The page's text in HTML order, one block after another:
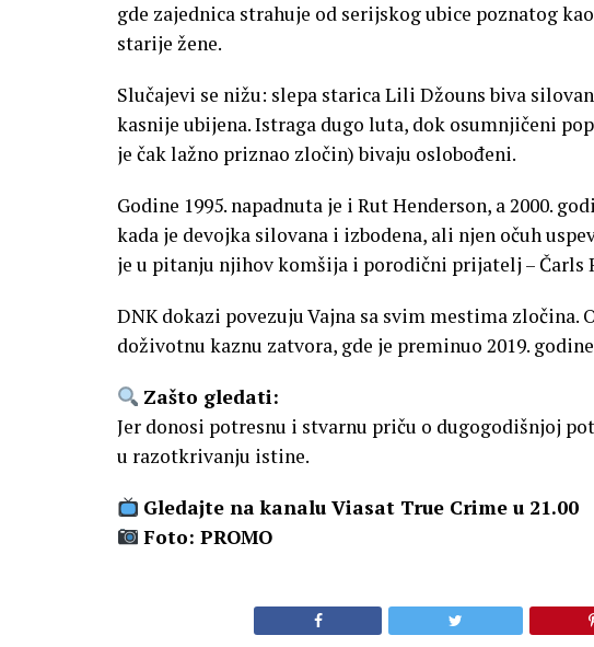
gde zajednica strahuje od serijskog ubice poznatog
starije žene.
Slučajevi se nižu: slepa starica Lili Džouns biva
kasnije ubijena. Istraga dugo luta, dok osumnjičeni
je čak lažno priznao zločin) bivaju oslobođeni.
Godine 1995. napadnuta je i Rut Henderson, a 2000.
kada je devojka silovana i izbodena, ali njen očuh
je u pitanju njihov komšija i porodični prijatelj – Čarls
DNK dokazi povezuju Vajna sa svim mestima zločina.
doživotnu kaznu zatvora, gde je preminuo 2019.
Zašto gledati:
Jer donosi potresnu i stvarnu priču o dugogodišnjoj
u razotkrivanju istine.
Gledajte na kanalu Viasat True Crime u 21.00
Foto: PROMO